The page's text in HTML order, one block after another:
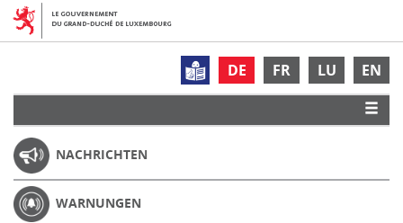
DE FR LU EN
NACHRICHTEN
WARNUNGEN